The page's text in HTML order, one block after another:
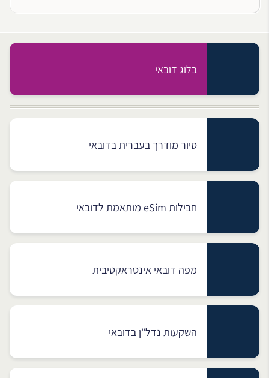
בלוג דובאי
סיור מודרך בעברית בדובאי
חבילות eSim מותאמת לדובאי
מפה דובאי אינטראקטיבית
השקעות נדל"ן בדובאי